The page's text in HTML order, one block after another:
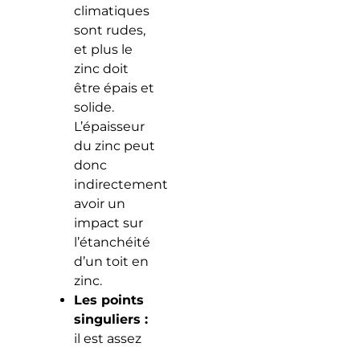
climatiques
sont rudes,
et plus le
zinc doit
être épais et
solide.
L’épaisseur
du zinc peut
donc
indirectement
avoir un
impact sur
l’étanchéité
d’un toit en
zinc.
Les points
singuliers :
il est assez